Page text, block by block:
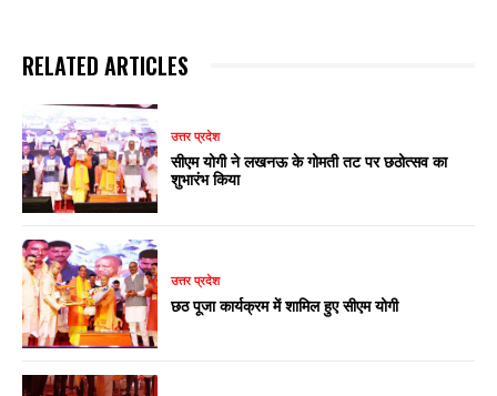
RELATED ARTICLES
उत्तर प्रदेश
सीएम योगी ने लखनऊ के गोमती तट पर छठोत्सव का
शुभारंभ किया
उत्तर प्रदेश
छठ पूजा कार्यक्रम में शामिल हुए सीएम योगी